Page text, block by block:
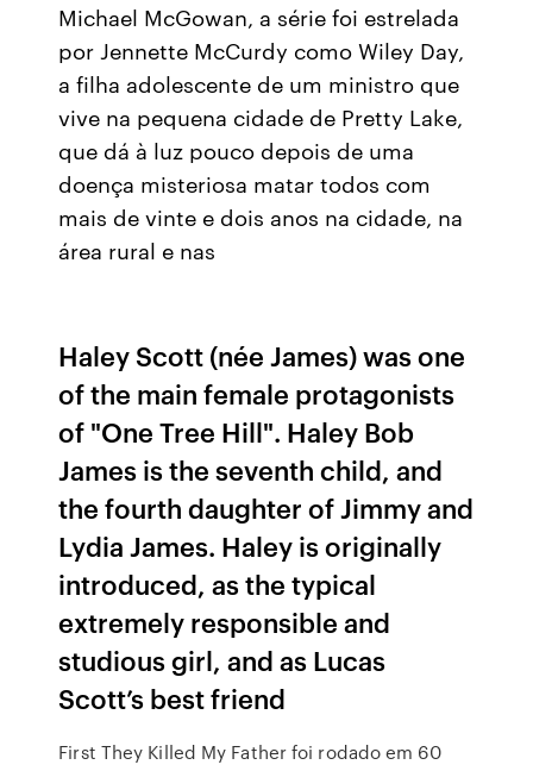
Michael McGowan, a série foi estrelada
por Jennette McCurdy como Wiley Day,
a filha adolescente de um ministro que
vive na pequena cidade de Pretty Lake,
que dá à luz pouco depois de uma
doença misteriosa matar todos com
mais de vinte e dois anos na cidade, na
área rural e nas
Haley Scott (née James) was one
of the main female protagonists
of "One Tree Hill". Haley Bob
James is the seventh child, and
the fourth daughter of Jimmy and
Lydia James. Haley is originally
introduced, as the typical
extremely responsible and
studious girl, and as Lucas
Scott’s best friend
First They Killed My Father foi rodado em 60